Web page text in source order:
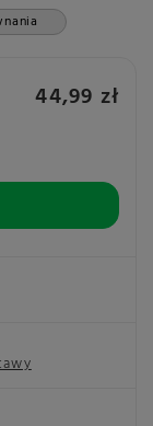
44,99 zł